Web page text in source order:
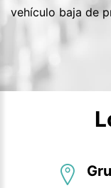
vehículo baja de